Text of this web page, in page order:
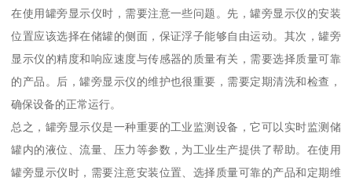
在使用罐旁显示仪时，需要注意一些问题。先，罐旁显示仪的安装
位置应该选择在储罐的侧面，保证浮子能够自由运动。其次，罐旁
显示仪的精度和响应速度与传感器的质量有关，需要选择质量可靠
的产品。后，罐旁显示仪的维护也很重要，需要定期清洗和检查，
确保设备的正常运行。
总之，罐旁显示仪是一种重要的工业监测设备，它可以实时监测储
罐内的液位、流量、压力等参数，为工业生产提供了帮助。在使用
罐旁显示仪时，需要注意安装位置、选择质量可靠的产品和定期维